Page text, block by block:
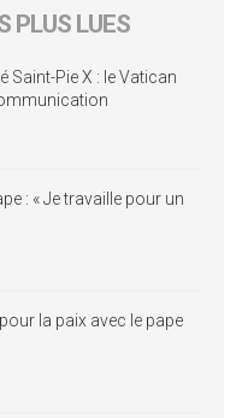
PLUS LUES
Saint-Pie X : le Vatican
: « Je travaille pour un
la paix avec le pape